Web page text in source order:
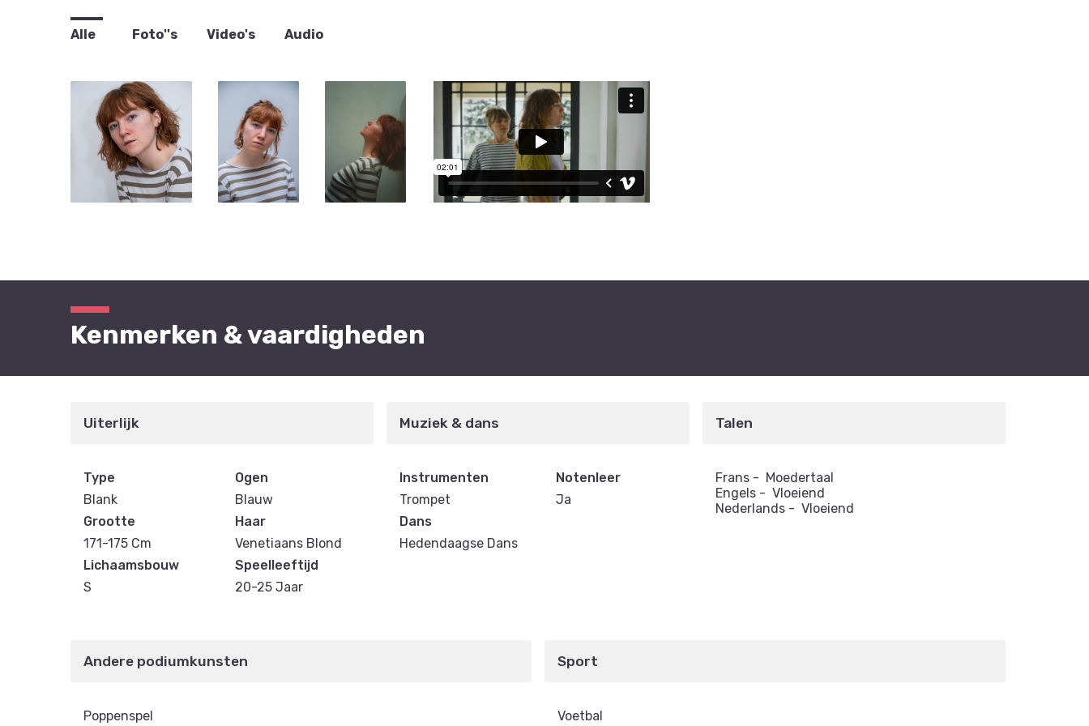
Alle Foto''s Video's Audio
Kenmerken & vaardigheden
Uiterlijk
Type
Blank
Grootte
171-175 Cm
Lichaamsbouw
S
Ogen
Blauw
Haar
Venetiaans Blond
Speelleeftijd
20-25 Jaar
Muziek & dans
Instrumenten
Trompet
Dans
Hedendaagse Dans
Notenleer
Ja
Talen
Frans - Moedertaal
Engels - Vloeiend
Nederlands - Vloeiend
Andere podiumkunsten
Poppenspel
Sport
Voetbal